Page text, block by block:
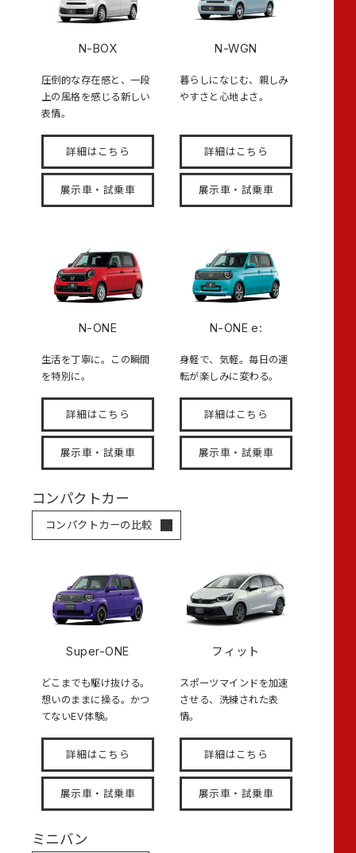
N-BOX
圧倒的な存在感と、一段
上の風格を感じる新しい
表情。
詳細はこちら
展示車・試乗車
N-WGN
暮らしになじむ、親しみ
やすさと心地よさ。
詳細はこちら
展示車・試乗車
N-ONE
生活を丁寧に。この瞬間
を特別に。
詳細はこちら
展示車・試乗車
N-ONE e:
身軽で、気軽。毎日の運
転が楽しみに変わる。
詳細はこちら
展示車・試乗車
コンパクトカー
コンパクトカーの比較
Super-ONE
どこまでも駆け抜ける。
想いのままに操る。かつ
てないEV体験。
詳細はこちら
展示車・試乗車
フィット
スポーツマインドを加速
させる、洗練された表
情。
詳細はこちら
展示車・試乗車
ミニバン